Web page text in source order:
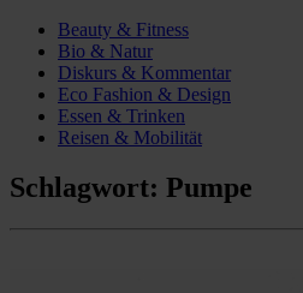
Beauty & Fitness
Bio & Natur
Diskurs & Kommentar
Eco Fashion & Design
Essen & Trinken
Reisen & Mobilität
Schlagwort: Pumpe